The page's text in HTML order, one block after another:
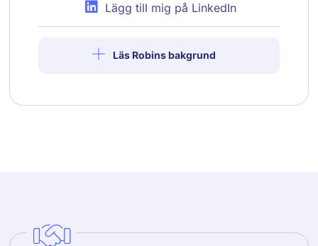
Lägg till mig på LinkedIn
Läs Robins bakgrund